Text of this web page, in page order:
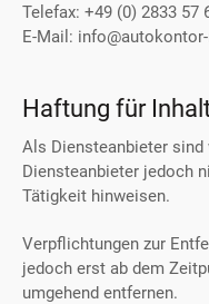
Telefax: +49 (0) 2833 57
E-Mail:
Haftung für
Als Diensteanbieter sind
Diensteanbieter jedoch
Tätigkeit hinweisen.
Verpflichtungen zur
jedoch erst ab dem
umgehend entfernen.